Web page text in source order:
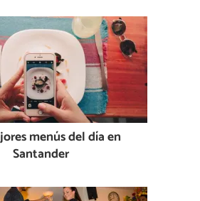
menús del día en
Santander